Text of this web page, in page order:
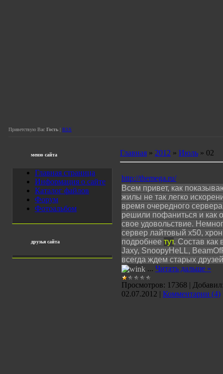
Приветствую Вас Гость | RSS
меню сайта
Главная страница
Информация о сайте
Каталог файлов
Форум
Фотоальбом
друзья сайта
Главная » 2012 » Июль » 02
http://themega.ru/
Всем привет, как
жилы не так легко
время очередного
решили пофаниться и как
свое удовольствие.
сервер лайтовый х50,
подробнее тут. Состав как
Jaxy, SnoopyHeLL,
всегда ждем старых
... Читать дальше »
Просмотров: 17368 |
02.07.2012 | Комментарии (4)